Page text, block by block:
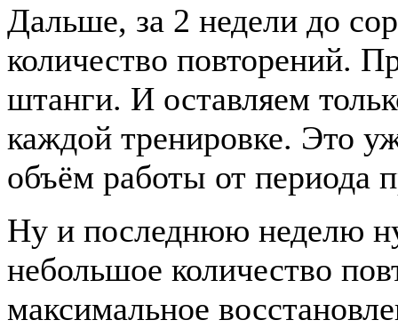
Дальше, за 2 недели до
количество повторений.
штанги. И оставляем
каждой тренировке. Это
объём работы от периода
Ну и последнюю неделю
небольшое количество
максимальное